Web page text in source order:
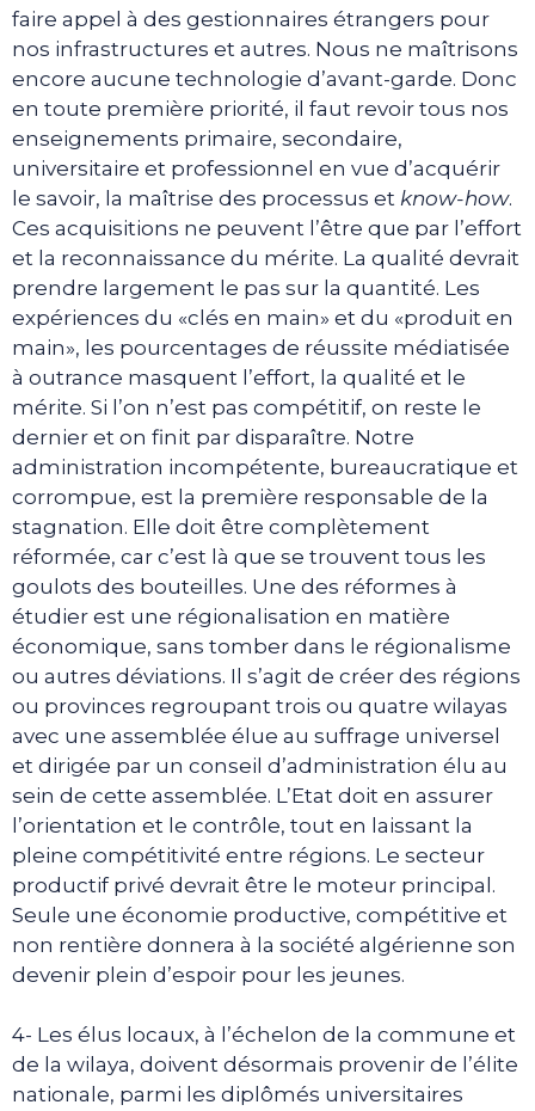
faire appel à des gestionnaires étrangers pour
nos infrastructures et autres. Nous ne maîtrisons
encore aucune technologie d’avant-garde. Donc
en toute première priorité, il faut revoir tous nos
enseignements primaire, secondaire,
universitaire et professionnel en vue d’acquérir
le savoir, la maîtrise des processus et know-how.
Ces acquisitions ne peuvent l’être que par l’effort
et la reconnaissance du mérite. La qualité devrait
prendre largement le pas sur la quantité. Les
expériences du «clés en main» et du «produit en
main», les pourcentages de réussite médiatisée
à outrance masquent l’effort, la qualité et le
mérite. Si l’on n’est pas compétitif, on reste le
dernier et on finit par disparaître. Notre
administration incompétente, bureaucratique et
corrompue, est la première responsable de la
stagnation. Elle doit être complètement
réformée, car c’est là que se trouvent tous les
goulots des bouteilles. Une des réformes à
étudier est une régionalisation en matière
économique, sans tomber dans le régionalisme
ou autres déviations. Il s’agit de créer des régions
ou provinces regroupant trois ou quatre wilayas
avec une assemblée élue au suffrage universel
et dirigée par un conseil d’administration élu au
sein de cette assemblée. L’Etat doit en assurer
l’orientation et le contrôle, tout en laissant la
pleine compétitivité entre régions. Le secteur
productif privé devrait être le moteur principal.
Seule une économie productive, compétitive et
non rentière donnera à la société algérienne son
devenir plein d’espoir pour les jeunes.
4- Les élus locaux, à l’échelon de la commune et
de la wilaya, doivent désormais provenir de l’élite
nationale, parmi les diplômés universitaires